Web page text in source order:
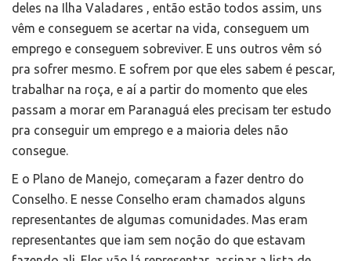
deles na Ilha Valadares , então estão todos assim, uns
vêm e conseguem se acertar na vida, conseguem um
emprego e conseguem sobreviver. E uns outros vêm só
pra sofrer mesmo. E sofrem por que eles sabem é pescar,
trabalhar na roça, e aí a partir do momento que eles
passam a morar em Paranaguá eles precisam ter estudo
pra conseguir um emprego e a maioria deles não
consegue.
E o Plano de Manejo, começaram a fazer dentro do
Conselho. E nesse Conselho eram chamados alguns
representantes de algumas comunidades. Mas eram
representantes que iam sem noção do que estavam